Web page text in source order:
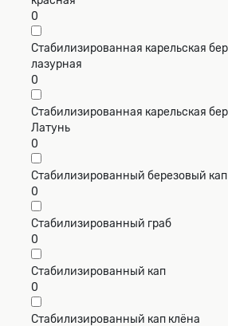
0
Стабилизированная карельская
лазурная
0
Стабилизированная карельская
Латунь
0
Стабилизированный березовый кап
0
Стабилизированный граб
0
Стабилизированный кап
0
Стабилизированный кап клёна